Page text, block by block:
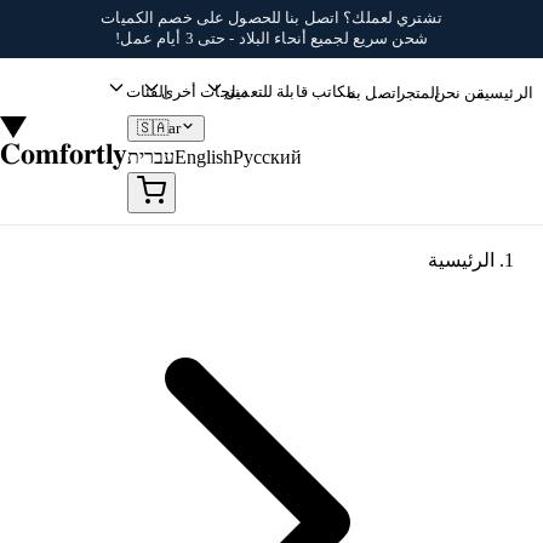
تخطي إلى المحتوىتشتري لعملك؟ اتصل بنا للحصول على خصم الكميات
شحن سريع لجميع أنحاء البلاد - حتى 3 أيام عمل!
Comfortly
الرئيسيةمن نحنالمتجراتصل بنامكاتب قابلة للتعديلمنتجات أخرىالفئات
🇸🇦ar
עבריתEnglishРусский
الرئيسية